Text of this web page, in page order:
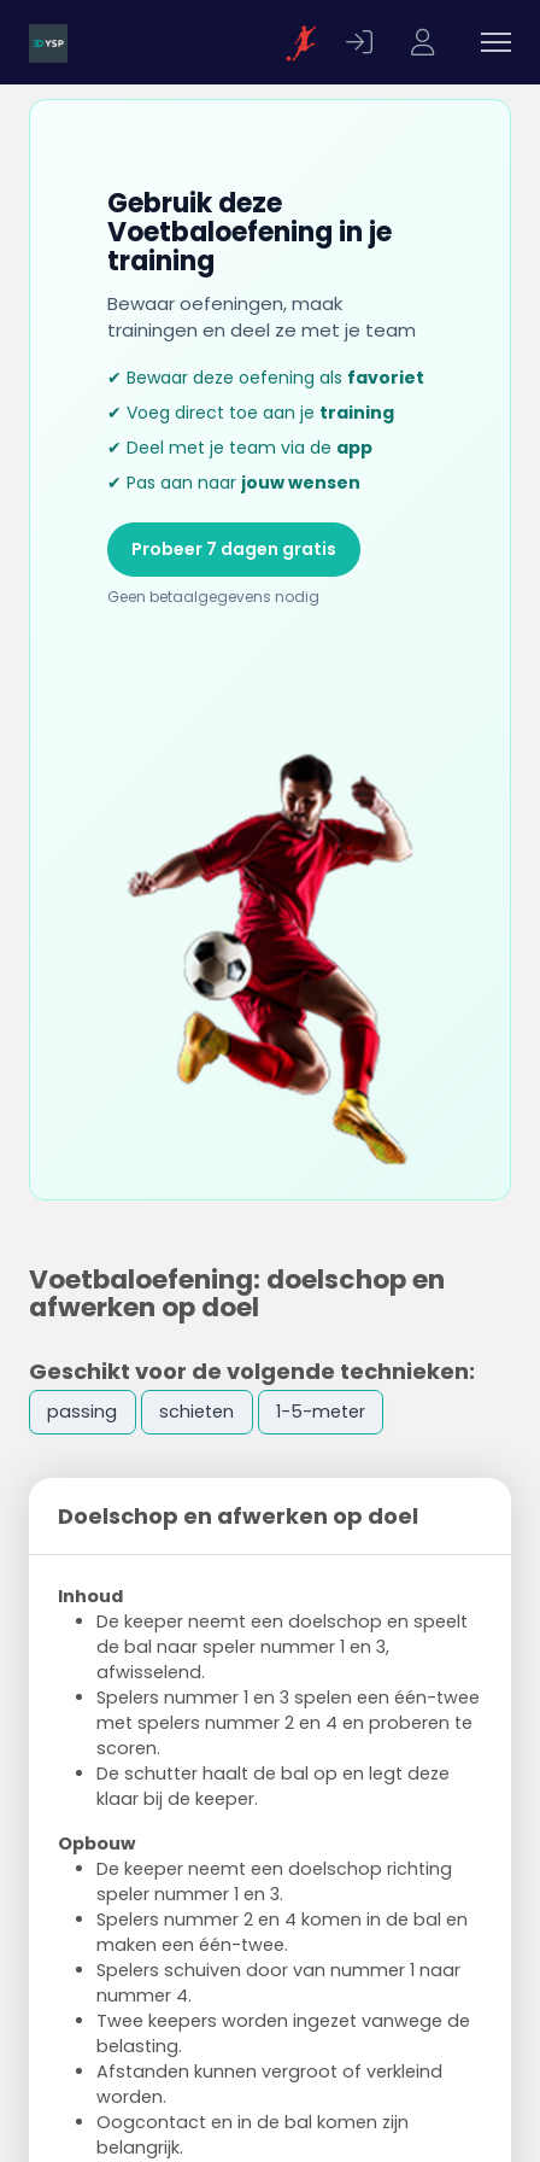
Gebruik deze
Voetbaloefening in je
training
Bewaar oefeningen, maak
trainingen en deel ze met je team
✔ Bewaar deze oefening als favoriet
✔ Voeg direct toe aan je training
✔ Deel met je team via de app
✔ Pas aan naar jouw wensen
Probeer 7 dagen gratis
Geen betaalgegevens nodig
Voetbaloefening: doelschop en
afwerken op doel
Geschikt voor de volgende technieken:
passing schieten 1-5-meter
Doelschop en afwerken op doel
Inhoud
De keeper neemt een doelschop en speelt
de bal naar speler nummer 1 en 3,
afwisselend.
Spelers nummer 1 en 3 spelen een één-twee
met spelers nummer 2 en 4 en proberen te
scoren.
De schutter haalt de bal op en legt deze
klaar bij de keeper.
Opbouw
De keeper neemt een doelschop richting
speler nummer 1 en 3.
Spelers nummer 2 en 4 komen in de bal en
maken een één-twee.
Spelers schuiven door van nummer 1 naar
nummer 4.
Twee keepers worden ingezet vanwege de
belasting.
Afstanden kunnen vergroot of verkleind
worden.
Oogcontact en in de bal komen zijn
belangrijk.